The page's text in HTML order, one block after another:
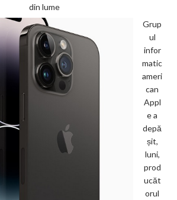
din lume
Grup
ul
infor
matic
ameri
can
Appl
e a
depă
șit,
luni,
prod
ucăt
orul